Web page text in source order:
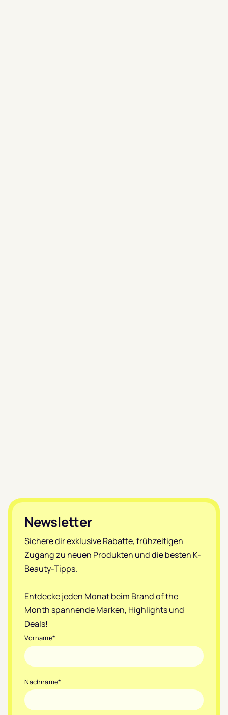
Footer
Newsletter
Sichere dir exklusive Rabatte, frühzeitigen
Zugang zu neuen Produkten und die besten K-
Beauty-Tipps.
Entdecke jeden Monat beim Brand of the
Month spannende Marken, Highlights und
Deals!
Vorname*
Nachname*